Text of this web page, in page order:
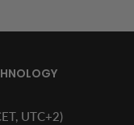
UTC+2)